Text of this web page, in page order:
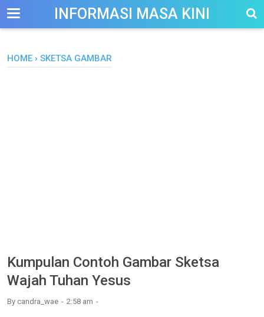
--> INFORMASI MASA KINI
HOME › SKETSA GAMBAR
Kumpulan Contoh Gambar Sketsa
Wajah Tuhan Yesus
By candra_wae 2:58 am